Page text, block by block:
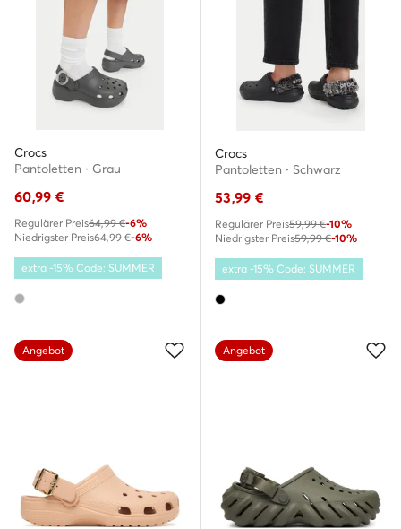
Crocs
Pantoletten · Grau
60,99 €
Regulärer Preis64,99 €-6%
Niedrigster Preis64,99 €-6%
extra -15% Code: SUMMER
Crocs
Pantoletten · Schwarz
53,99 €
Regulärer Preis59,99 €-10%
Niedrigster Preis59,99 €-10%
extra -15% Code: SUMMER
Angebot Angebot